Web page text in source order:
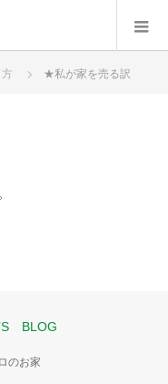
★私が家を売る訳
BLOG
のお家